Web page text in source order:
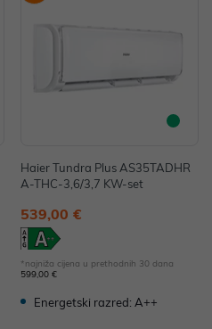
Haier Tundra Plus AS35TADHR
A-THC-3,6/3,7 KW-set
539,00 €
*najniža cijena u prethodnih 30 dana
599,00 €
Energetski razred: A++